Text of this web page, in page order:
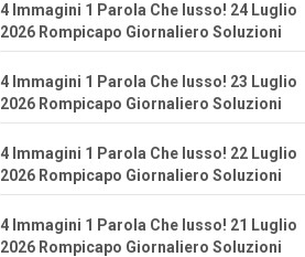
4 Immagini 1 Parola Che lusso! 24 Luglio
2026 Rompicapo Giornaliero Soluzioni
4 Immagini 1 Parola Che lusso! 23 Luglio
2026 Rompicapo Giornaliero Soluzioni
4 Immagini 1 Parola Che lusso! 22 Luglio
2026 Rompicapo Giornaliero Soluzioni
4 Immagini 1 Parola Che lusso! 21 Luglio
2026 Rompicapo Giornaliero Soluzioni